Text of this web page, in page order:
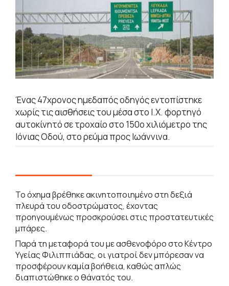
Ένας 47χρονος ημεδαπός οδηγός εντοπίστηκε
χωρίς τις αισθήσεις του μέσα στο Ι.Χ. φορτηγό
αυτοκίνητό σε τροχαίο στο 150ο χιλιόμετρο της
Ιόνιας Οδού, στο ρεύμα προς Ιωάννινα.
Το όχημα βρέθηκε ακινητοποιημένο στη δεξιά
πλευρά του οδοστρώματος, έχοντας
προηγουμένως προσκρούσει στις προστατευτικές
μπάρες.
Παρά τη μεταφορά του με ασθενοφόρο στο Κέντρο
Υγείας Φιλιππιάδας, οι γιατροί δεν μπόρεσαν να
προσφέρουν καμία βοήθεια, καθώς απλώς
διαπιστώθηκε ο θάνατός του.